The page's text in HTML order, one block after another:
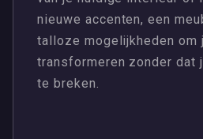
nieuwe accenten, een
talloze mogelijkheden om
transformeren zonder dat
te breken.